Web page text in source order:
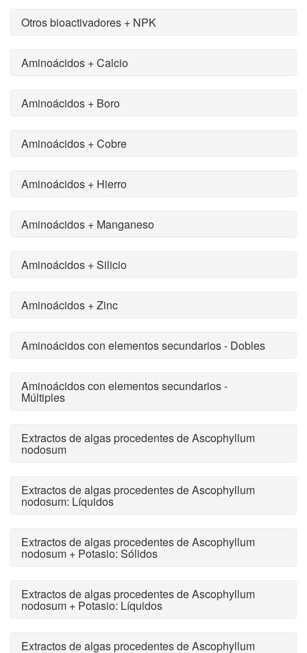
Otros bioactivadores + NPK
Aminoácidos + Calcio
Aminoácidos + Boro
Aminoácidos + Cobre
Aminoácidos + Hierro
Aminoácidos + Manganeso
Aminoácidos + Silicio
Aminoácidos + Zinc
Aminoácidos con elementos secundarios - Dobles
Aminoácidos con elementos secundarios -
Múltiples
Extractos de algas procedentes de Ascophyllum
nodosum
Extractos de algas procedentes de Ascophyllum
nodosum: Líquidos
Extractos de algas procedentes de Ascophyllum
nodosum + Potasio: Sólidos
Extractos de algas procedentes de Ascophyllum
nodosum + Potasio: Líquidos
Extractos de algas procedentes de Ascophyllum